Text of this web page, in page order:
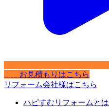
お見積もりはこちら
リフォーム会社様はこちら
ハピすむリフォームとは